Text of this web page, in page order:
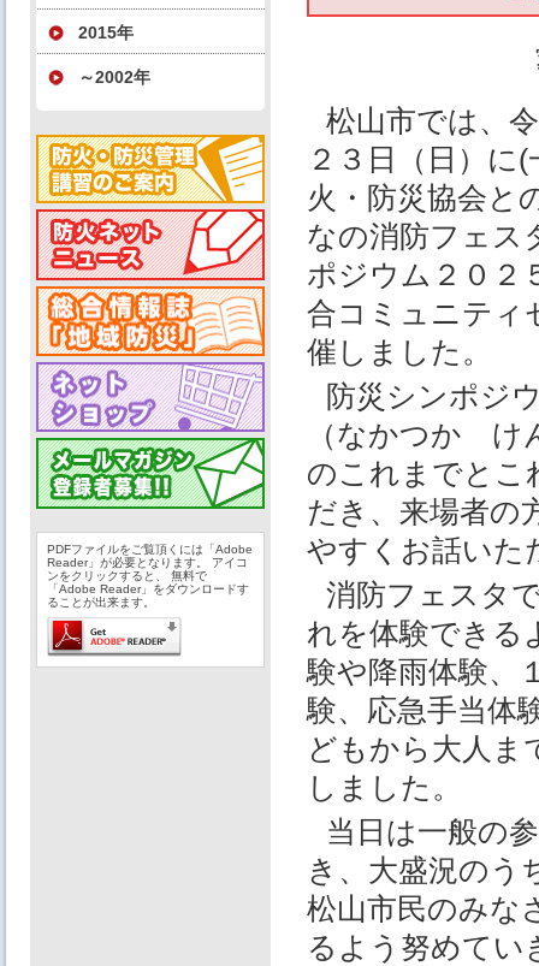
2015年
～2002年
PDFファイルをご覧頂くには「Adobe
Reader」が必要となります。 アイコ
ンをクリックすると、 無料で
「Adobe Reader」をダウンロードす
ることが出来ます。
松山市では、
２３日（日）に
火・防災協会と
なの消防フェス
ポジウム２０２
合コミュニティ
催しました。
防災シンポジ
（なかつか け
のこれまでとこ
だき、来場者の
やすくお話いた
消防フェスタ
れを体験できる
験や降雨体験、
験、応急手当体
どもから大人ま
しました。
当日は一般の
き、大盛況のう
松山市民のみな
るよう努めてい